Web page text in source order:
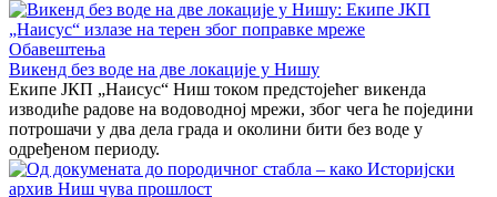
Обавештења
Викенд без воде на две локације у Нишу
Екипе ЈКП „Наисус“ Ниш током предстојећег викенда
изводиће радове на водоводној мрежи, због чега ће поједини
потрошачи у два дела града и околини бити без воде у
одређеном периоду.